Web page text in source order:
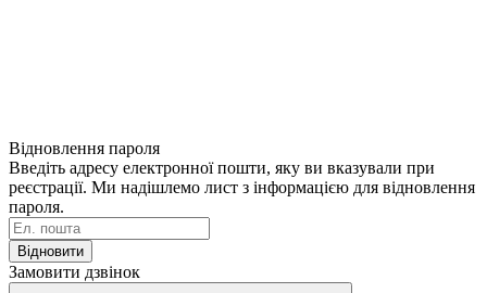
Відновлення пароля
Введіть адресу електронної пошти, яку ви вказували при
реєстрації. Ми надішлемо лист з інформацією для відновлення
пароля.
Відновити
Замовити дзвінок